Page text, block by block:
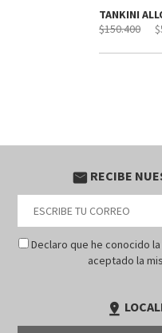
TANKINI
$150.400
email RECIBE
Declaro que he conocido
aceptado la
pin_drop